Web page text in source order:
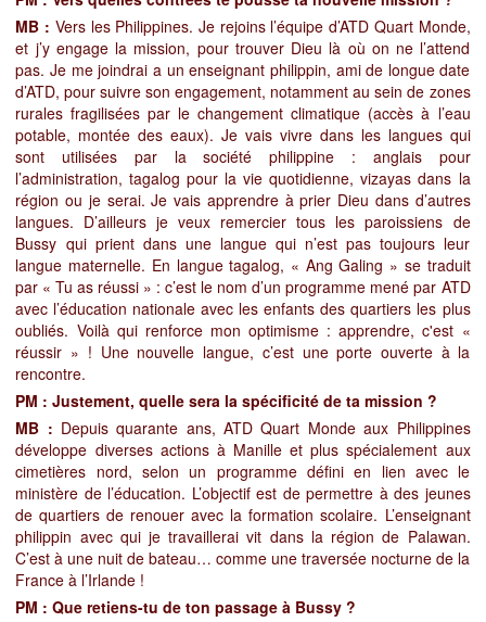
MB : Vers les Philippines. Je rejoins l’équipe d’ATD Quart Monde,
et j’y engage la mission, pour trouver Dieu là où on ne l’attend
pas. Je me joindrai a un enseignant philippin, ami de longue date
d’ATD, pour suivre son engagement, notamment au sein de zones
rurales fragilisées par le changement climatique (accès à l’eau
potable, montée des eaux). Je vais vivre dans les langues qui
sont utilisées par la société philippine : anglais pour
l’administration, tagalog pour la vie quotidienne, vizayas dans la
région ou je serai. Je vais apprendre à prier Dieu dans d’autres
langues. D’ailleurs je veux remercier tous les paroissiens de
Bussy qui prient dans une langue qui n’est pas toujours leur
langue maternelle. En langue tagalog, « Ang Galing » se traduit
par « Tu as réussi » :c’est le nom d’un programme mené par ATD
avec l’éducation nationale avec les enfants des quartiers les plus
oubliés. Voilà qui renforce mon optimisme : apprendre, c'est «
réussir » ! Une nouvelle langue, c’est une porte ouverte à la
rencontre.
PM : Justement, quelle sera la spécificité de ta mission ?
MB : Depuis quarante ans, ATD Quart Monde aux Philippines
développe diverses actions à Manille et plus spécialement aux
cimetières nord, selon un programme défini en lien avec le
ministère de l’éducation. L’objectif est de permettre à des jeunes
de quartiers de renouer avec la formation scolaire. L’enseignant
philippin avec qui je travaillerai vit dans la région de Palawan.
C’est à une nuit de bateau… comme une traversée nocturne de la
France à l’Irlande !
PM : Que retiens-tu de ton passage à Bussy ?